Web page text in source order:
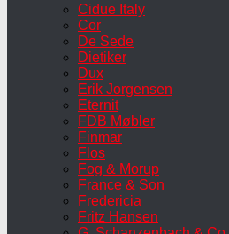
Cidue Italy
Cor
De Sede
Dietiker
Dux
Erik Jorgensen
Eternit
FDB Møbler
Finmar
Flos
Fog & Morup
France & Son
Fredericia
Fritz Hansen